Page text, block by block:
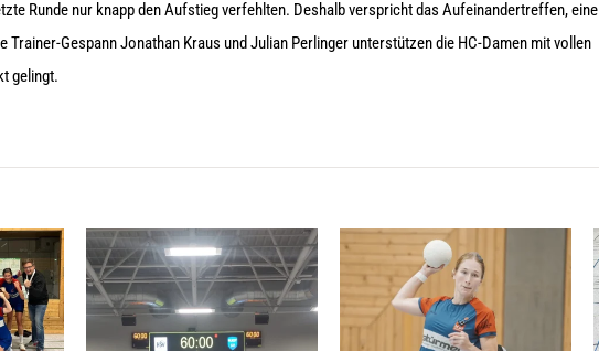
Runde nur knapp den Aufstieg verfehlten. Deshalb verspricht das Aufeinandertreffen, eine
Trainer-Gespann Jonathan Kraus und Julian Perlinger unterstützen die HC-Damen mit vollen
gelingt.